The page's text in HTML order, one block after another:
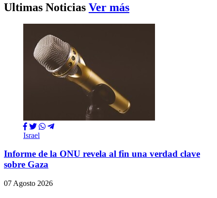
Ultimas Noticias Ver más
Israel
Informe de la ONU revela al fin una verdad clave
sobre Gaza
07 Agosto 2026